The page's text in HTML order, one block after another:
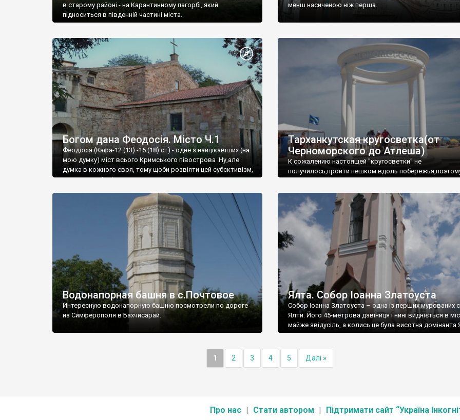
в старому районі - на Карантинному пагорбі, який
підноситься в південній частині міста.
менш насиченою ніж перша.
Богом дана Феодосія. Місто Ч.1
Феодосія (Кафа-12 (13) -15 (18) ст) - одне з найцікавіших (на
мою думку) міст всього Кримського півострова .Ну,але
думка в кожного своя, тому щоби розвіяти цей субєктивізм,
запрошую відвідати це
Тарханкутская кругосветка(от
Черноморского до Атлеша)
К сожалению настоящей "кругосветки" не
получилось,пройти пешком вдоль
Водонапорная башня в с.Почтовое
Интересную водонапорную башню посмотрели по дороге
из Симферополя в Бахчисарай.
Ялта. Собор Іоанна Златоуста
Собор Іоанна Златоуста – одна із перших мурованих
Ялти. Його 45-метрова дзвіниця і нині видніється в
майже звідусіль, а колись це була висотна домінанта
1 2 3 4 5 Далі »
Про нас Стати автором Підтримати сайт “Україна